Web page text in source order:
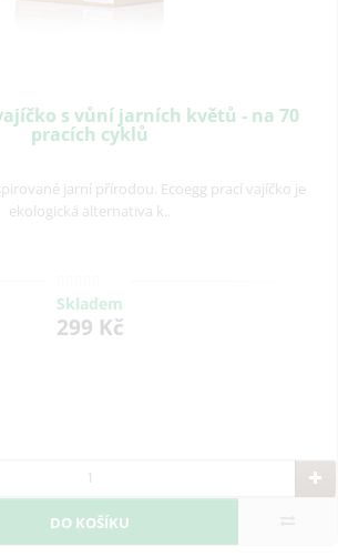
s vůní jarních květů - na 70
pracích cyklů
jarní přírodou. Ecoegg prací vajíčko je
ekologická alternativa k..
Skladem
299 Kč
DO KOŠÍKU